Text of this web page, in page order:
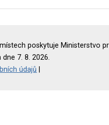
poskytuje Ministerstvo
7. 8. 2026.
údajů